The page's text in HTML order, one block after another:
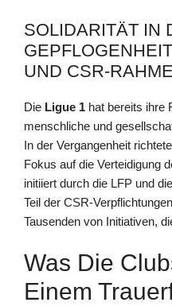
SOLIDARITÄT IN
UND CSR-
Die Ligue 1 hat bereits ihre
menschliche und
In der Vergangenheit
Fokus auf die Verteidigung
initiiert durch die LFP und
Teil der CSR-
Tausenden von Initiativen,
Was Die
Einem